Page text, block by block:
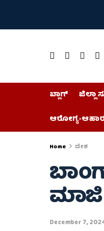
ಬ್ಲಾಗ್ ಜಿಲ್ಲಾ
ಆರೋಗ್ಯ-
Home ದೇಶ
ಮಾಜಿ
December 7,